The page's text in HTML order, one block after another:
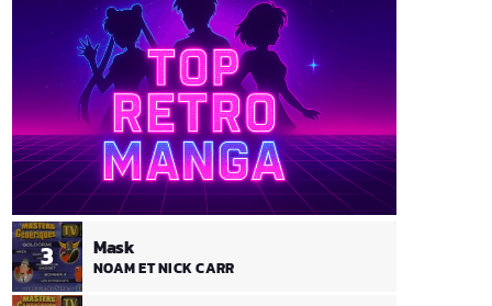
3 Mask
NOAM ET NICK CARR